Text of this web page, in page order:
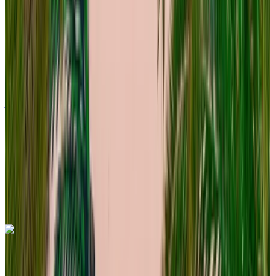
كروس أوفر
درهم مغربي 1000
غير محدود
درهم مغربي 24,000
6000 كيلومتر
مطار الرباط-سلا
الدولي, الرباط
مكالمة
هل تعجبك السيارة المعروضة؟
فولكس فاغن طوارق 2023